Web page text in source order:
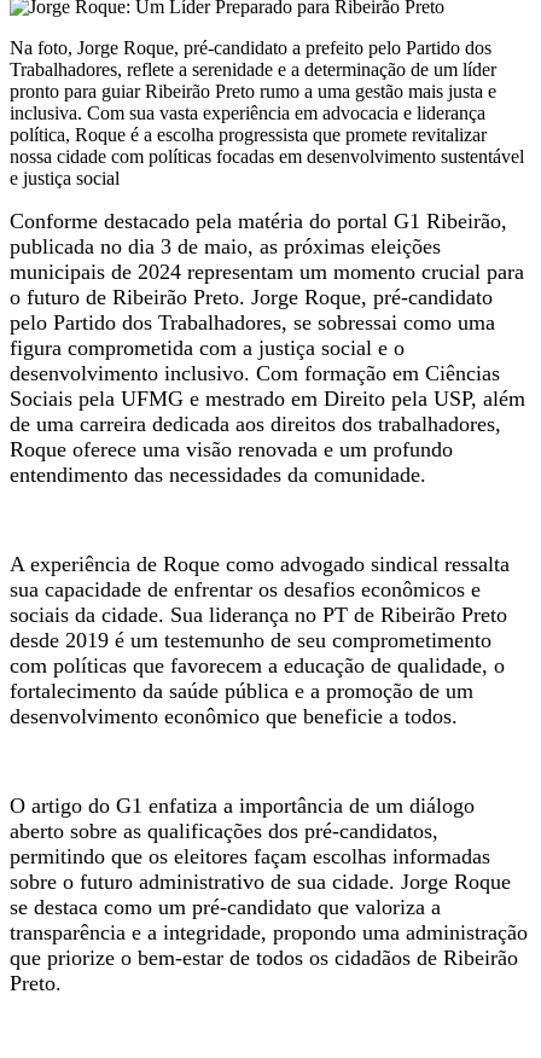
Na foto, Jorge Roque, pré-candidato a prefeito pelo Partido dos
Trabalhadores, reflete a serenidade e a determinação de um líder
pronto para guiar Ribeirão Preto rumo a uma gestão mais justa e
inclusiva. Com sua vasta experiência em advocacia e liderança
política, Roque é a escolha progressista que promete revitalizar
nossa cidade com políticas focadas em desenvolvimento sustentável
e justiça social
Conforme destacado pela matéria do portal G1 Ribeirão,
publicada no dia 3 de maio, as próximas eleições
municipais de 2024 representam um momento crucial para
o futuro de Ribeirão Preto. Jorge Roque, pré-candidato
pelo Partido dos Trabalhadores, se sobressai como uma
figura comprometida com a justiça social e o
desenvolvimento inclusivo. Com formação em Ciências
Sociais pela UFMG e mestrado em Direito pela USP, além
de uma carreira dedicada aos direitos dos trabalhadores,
Roque oferece uma visão renovada e um profundo
entendimento das necessidades da comunidade.
A experiência de Roque como advogado sindical ressalta
sua capacidade de enfrentar os desafios econômicos e
sociais da cidade. Sua liderança no PT de Ribeirão Preto
desde 2019 é um testemunho de seu comprometimento
com políticas que favorecem a educação de qualidade, o
fortalecimento da saúde pública e a promoção de um
desenvolvimento econômico que beneficie a todos.
O artigo do G1 enfatiza a importância de um diálogo
aberto sobre as qualificações dos pré-candidatos,
permitindo que os eleitores façam escolhas informadas
sobre o futuro administrativo de sua cidade. Jorge Roque
se destaca como um pré-candidato que valoriza a
transparência e a integridade, propondo uma administração
que priorize o bem-estar de todos os cidadãos de Ribeirão
Preto.